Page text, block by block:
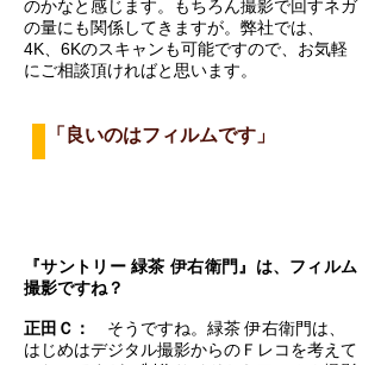
のかなと感じます。もちろん撮影で回すネガ
の量にも関係してきますが。弊社では、
4K、6Kのスキャンも可能ですので、お気軽
にご相談頂ければと思います。
「良いのはフィルムです」
『サントリー 緑茶 伊右衛門』は、フィルム
撮影ですね？
正田Ｃ：
そうですね。緑茶 伊右衛門は、
はじめはデジタル撮影からのＦレコを考えて